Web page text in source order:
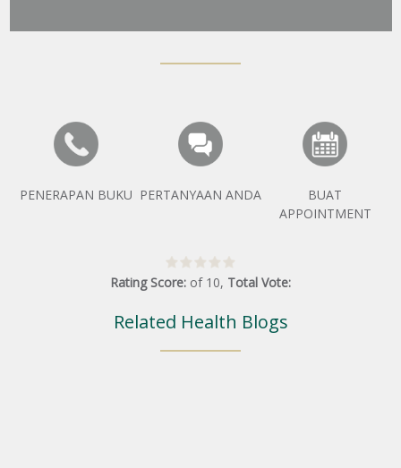
PENERAPAN BUKU PERTANYAAN ANDA
BUAT
APPOINTMENT
Rating Score: of 10, Total Vote:
Related Health Blogs